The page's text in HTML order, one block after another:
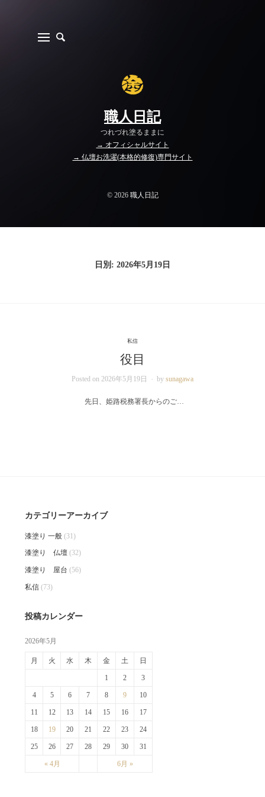
職人日記
つれづれ塗るままに
→ オフィシャルサイト
→ 仏壇お洗濯(本格的修復)専門サイト
© 2026 職人日記
日別: 2026年5月19日
私信
役目
Posted on 2026年5月19日 by sunagawa
先日、姫路税務署長からのご…
カテゴリーアーカイブ
漆塗り 一般 (31)
漆塗り 仏壇 (32)
漆塗り 屋台 (56)
私信 (73)
投稿カレンダー
2026年5月
月 火 水 木 金 土 日
« 4月 6月 »
1 2 3
4 5 6 7 8 9 10
11 12 13 14 15 16 17
18 19 20 21 22 23 24
25 26 27 28 29 30 31